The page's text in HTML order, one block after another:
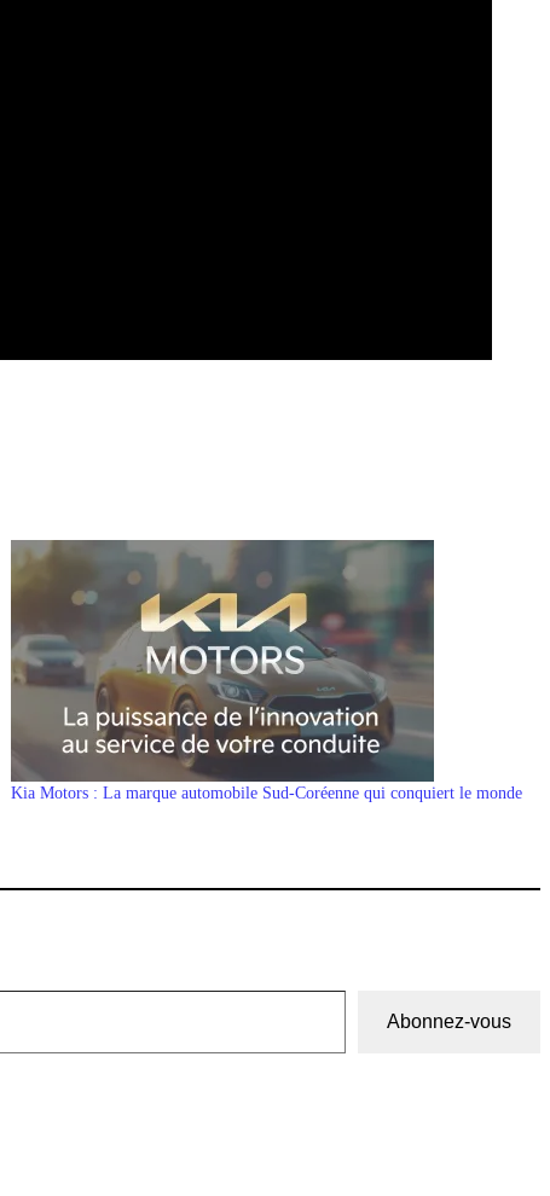
Kia Motors : La marque automobile Sud-Coréenne qui conquiert le monde
Abonnez-vous